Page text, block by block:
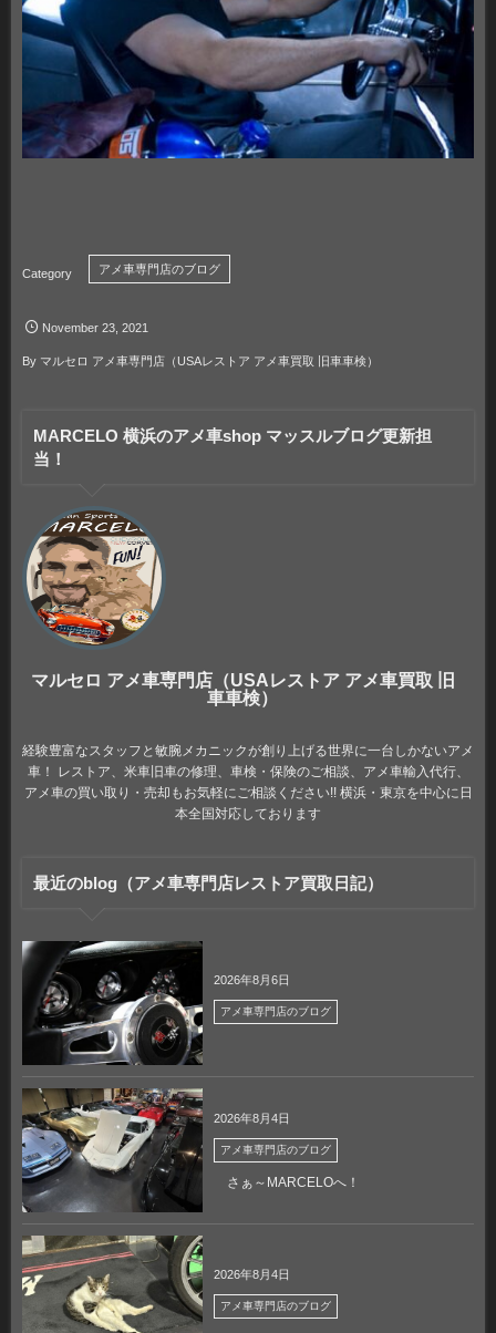
アメ車専門店のブログ
November 23 ,2021
By マルセロ アメ車専門店（USAレストア アメ車買取 旧車車検）
MARCELO 横浜のアメ車shop マッスルブログ更新担
当！
マルセロ アメ車専門店（USAレストア アメ車買取 旧
車車検）
経験豊富なスタッフと敏腕メカニックが創り上げる世界に一台しかないアメ
車！ レストア、米車旧車の修理、車検・保険のご相談、アメ車輸入代行、
アメ車の買い取り・売却もお気軽にご相談ください!! 横浜・東京を中心に日
本全国対応しております
最近のblog（アメ車専門店レストア買取日記）
2026年8月6日
アメ車専門店のブログ
2026年8月4日
アメ車専門店のブログ
さぁ～MARCELOへ！
2026年8月4日
アメ車専門店のブログ